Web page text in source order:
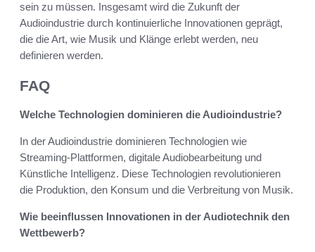
sein zu müssen. Insgesamt wird die Zukunft der
Audioindustrie durch kontinuierliche Innovationen geprägt,
die die Art, wie Musik und Klänge erlebt werden, neu
definieren werden.
FAQ
Welche Technologien dominieren die Audioindustrie?
In der Audioindustrie dominieren Technologien wie
Streaming-Plattformen, digitale Audiobearbeitung und
Künstliche Intelligenz. Diese Technologien revolutionieren
die Produktion, den Konsum und die Verbreitung von Musik.
Wie beeinflussen Innovationen in der Audiotechnik den
Wettbewerb?